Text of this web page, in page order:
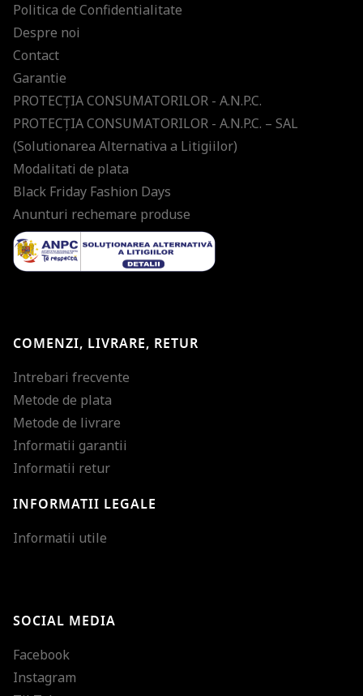
Politica de Confidentialitate
Despre noi
Contact
Garantie
PROTECŢIA CONSUMATORILOR - A.N.P.C.
PROTECŢIA CONSUMATORILOR - A.N.P.C. – SAL
(Solutionarea Alternativa a Litigiilor)
Modalitati de plata
Black Friday Fashion Days
Anunturi rechemare produse
COMENZI, LIVRARE, RETUR
Intrebari frecvente
Metode de plata
Metode de livrare
Informatii garantii
Informatii retur
INFORMATII LEGALE
Informatii utile
SOCIAL MEDIA
Facebook
Instagram